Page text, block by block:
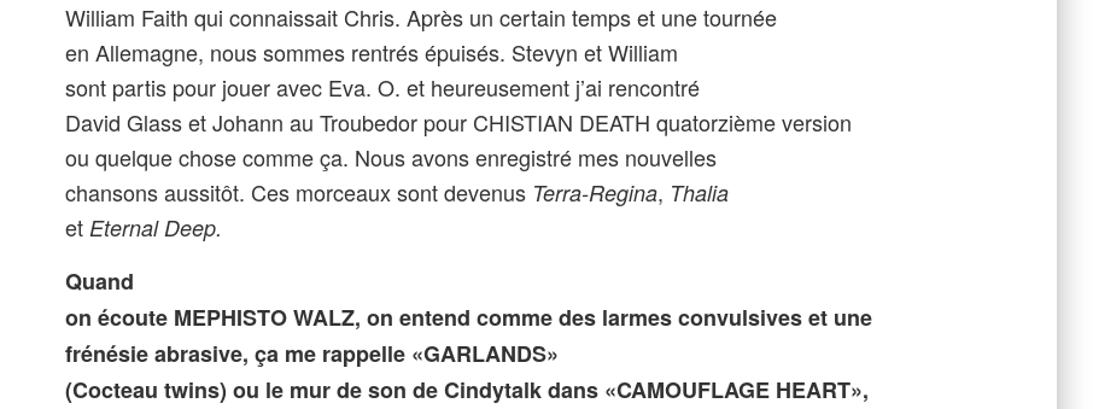
William Faith qui connaissait Chris. Après un certain temps et une tournée
en Allemagne, nous sommes rentrés épuisés. Stevyn et William
sont partis pour jouer avec Eva. O. et heureusement j’ai rencontré
David Glass et Johann au Troubedor pour CHISTIAN DEATH quatorzième version
ou quelque chose comme ça. Nous avons enregistré mes nouvelles
chansons aussitôt. Ces morceaux sont devenus Terra-Regina, Thalia
et Eternal Deep.
Quand
on écoute MEPHISTO WALZ, on entend comme des larmes convulsives et une
frénésie abrasive, ça me rappelle «GARLANDS»
(Cocteau twins) ou le mur de son de Cindytalk dans «CAMOUFLAGE HEART»,